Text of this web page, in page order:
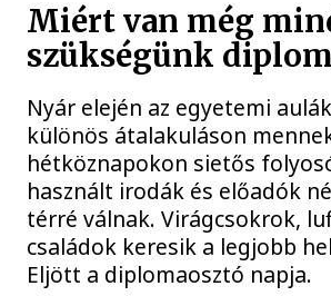
Miért van még
szükségünk
Nyár elején az egyetemi
különös átalakuláson
hétköznapokon sietős
használt irodák és előadók
térré válnak. Virágcsokrok,
családok keresik a legjobb
Eljött a diplomaosztó napja.